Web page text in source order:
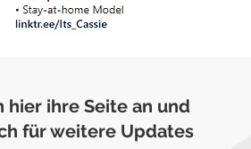
hier ihre Seite an und
für weitere Updates